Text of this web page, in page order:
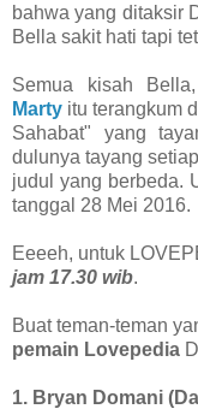
bahwa yang ditaksir
Bella sakit hati tapi
Semua kisah
Marty itu terangkum
Sahabat" yang
dulunya tayang
judul yang berbeda.
tanggal 28 Mei 2016.
Eeeeh, untuk
jam 17.30 wib.
Buat teman-teman
pemain Lovepedia
1. Bryan Domani